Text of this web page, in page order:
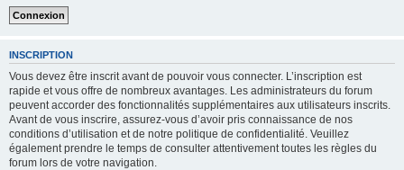
INSCRIPTION
Vous devez être inscrit avant de pouvoir vous connecter. L’inscription est
rapide et vous offre de nombreux avantages. Les administrateurs du forum
peuvent accorder des fonctionnalités supplémentaires aux utilisateurs inscrits.
Avant de vous inscrire, assurez-vous d’avoir pris connaissance de nos
conditions d’utilisation et de notre politique de confidentialité. Veuillez
également prendre le temps de consulter attentivement toutes les règles du
forum lors de votre navigation.